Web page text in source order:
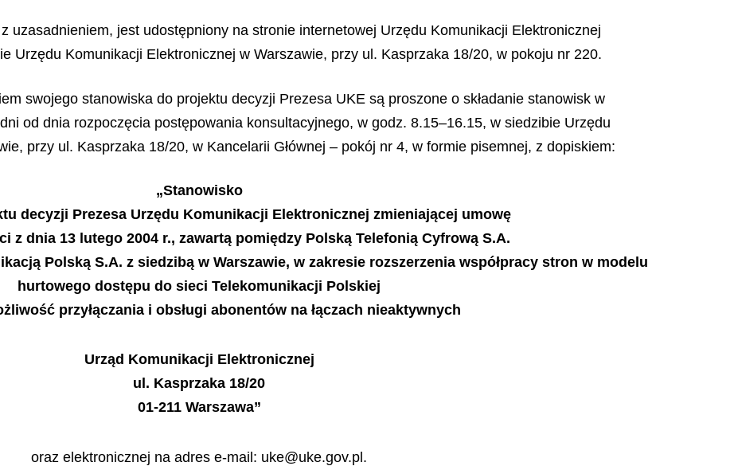
uzasadnieniem, jest udostępniony na stronie internetowej Urzędu Komunikacji Elektronicznej
Urzędu Komunikacji Elektronicznej w Warszawie, przy ul. Kasprzaka 18/20, w pokoju nr 220.
swojego stanowiska do projektu decyzji Prezesa UKE są proszone o składanie stanowisk w
od dnia rozpoczęcia postępowania konsultacyjnego, w godz. 8.15–16.15, w siedzibie Urzędu
przy ul. Kasprzaka 18/20, w Kancelarii Głównej – pokój nr 4, w formie pisemnej, z dopiskiem:
„Stanowisko
decyzji Prezesa Urzędu Komunikacji Elektronicznej zmieniającej umowę
z dnia 13 lutego 2004 r., zawartą pomiędzy Polską Telefonią Cyfrową S.A.
Polską S.A. z siedzibą w Warszawie, w zakresie rozszerzenia współpracy stron w modelu
hurtowego dostępu do sieci Telekomunikacji Polskiej
przyłączania i obsługi abonentów na łączach nieaktywnych
Urząd Komunikacji Elektronicznej
ul. Kasprzaka 18/20
01-211 Warszawa”
oraz elektronicznej na adres e-mail: uke@uke.gov.pl.